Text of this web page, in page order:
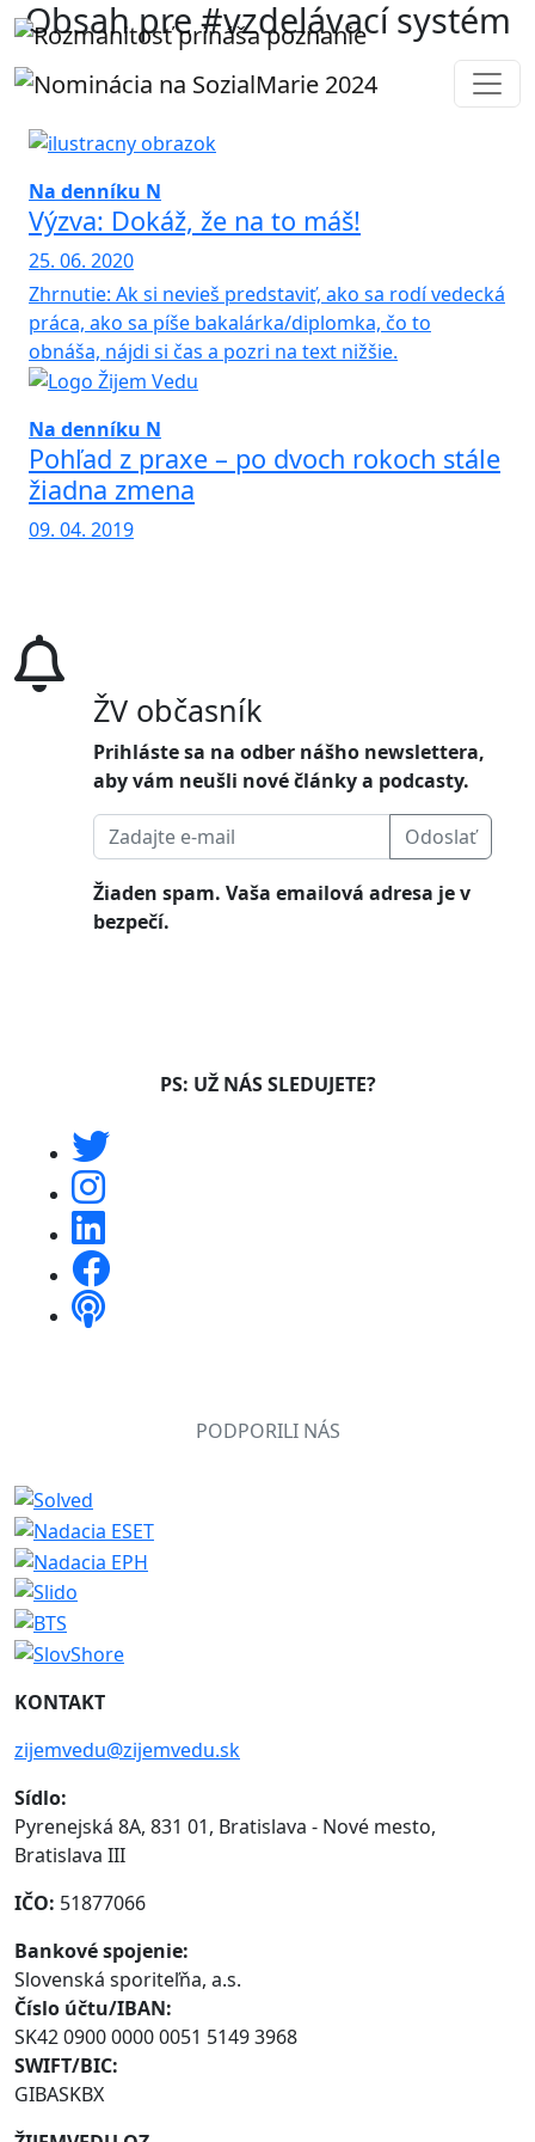
Obsah pre #vzdelávací systém
Na denníku N
Výzva: Dokáž, že na to máš!
25. 06. 2020
Zhrnutie: Ak si nevieš predstaviť, ako sa rodí vedecká
práca, ako sa píše bakalárka/diplomka, čo to
obnáša, nájdi si čas a pozri na text nižšie.
Na denníku N
Pohľad z praxe – po dvoch rokoch stále
žiadna zmena
09. 04. 2019
ŽV občasník
Prihláste sa na odber nášho newslettera,
aby vám neušli nové články a podcasty.
Odoslať
Žiaden spam. Vaša emailová adresa je v
bezpečí.
PS: UŽ NÁS SLEDUJETE?
PODPORILI NÁS
KONTAKT
zijemvedu@zijemvedu.sk
Sídlo:
Pyrenejská 8A, 831 01, Bratislava - Nové mesto,
Bratislava III
IČO: 51877066
Bankové spojenie:
Slovenská sporiteľňa, a.s.
Číslo účtu/IBAN:
SK42 0900 0000 0051 5149 3968
SWIFT/BIC:
GIBASKBX